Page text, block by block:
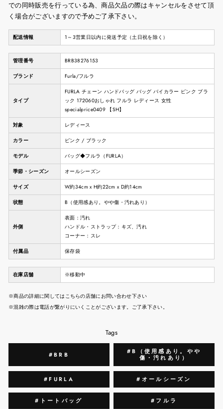
での同時販売を行っている為、商品欠品の際はキャンセルをさせて頂
く場合がございますので予めご了承下さい。
配送情報 1～3営業日以内に発送予定（土日祝を除く）
管理番号 BRB38276153
ブランド Furla/フルラ
タイプ
FURLA チェーン ハンドバッグ バッグ バイカラー ピンク ブラ
ック 172060おしゃれ フルラ レディース 女性
specialprice0409 【SH】
対象 レディース
カラー ピンク / ブラック
モデル バッグ◆フルラ（FURLA）
季節・シーズン オールシーズン
サイズ W約34cm x H約22cm x D約14cm
状態 B（使用感あり。やや傷・汚れあり）
外側
表面：汚れ
ハンドル・ストラップ：キズ、汚れ
コーナー：スレ
付属品 保存袋
在庫店舗 ※移動中
※商品の詳細に関してはこちらの店舗にお問い合わせ下さい
※混雑の際は電話が繋がりにいくことがございます。ご了承下さい。
Tags
#BRB
#B（使用感あり。やや
傷・汚れあり）
#FURLA #オールシーズン
#トートバッグ #フルラ